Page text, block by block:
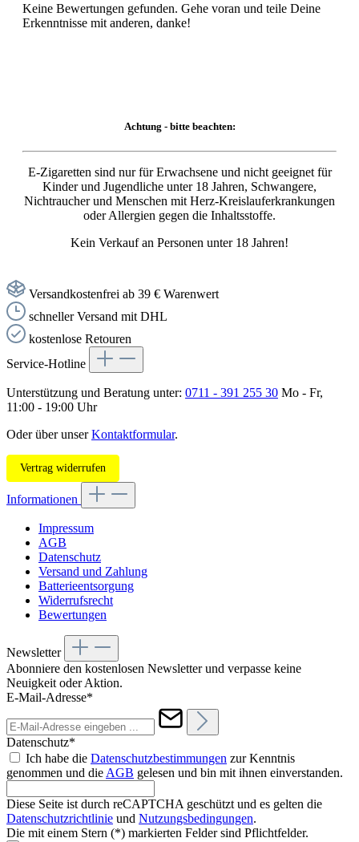
Keine Bewertungen gefunden. Gehe voran und teile Deine
Erkenntnisse mit anderen, danke!
Achtung - bitte beachten:
E-Zigaretten sind nur für Erwachsene und nicht geeignet für
Kinder und Jugendliche unter 18 Jahren, Schwangere,
Nichtraucher und Menschen mit Herz-Kreislauferkrankungen
oder Allergien gegen die Inhaltsstoffe.
Kein Verkauf an Personen unter 18 Jahren!
Versandkostenfrei ab 39 € Warenwert
schneller Versand mit DHL
kostenlose Retouren
Service-Hotline
Unterstützung und Beratung unter: 0711 - 391 255 30 Mo - Fr,
11:00 - 19:00 Uhr
Oder über unserKontaktformular.
Vertrag widerrufen
Informationen
Impressum
AGB
Datenschutz
Versand und Zahlung
Batterieentsorgung
Widerrufsrecht
Bewertungen
Newsletter
Abonniere den kostenlosen Newsletter und verpasse keine
Neuigkeit oder Aktion.
E-Mail-Adresse*
Datenschutz*
Ich habe die Datenschutzbestimmungen zur Kenntnis
genommen und die AGB gelesen und bin mit ihnen einverstanden.
Diese Seite ist durch reCAPTCHA geschützt und es gelten die
Datenschutzrichtlinie und Nutzungsbedingungen.
Die mit einem Stern (*) markierten Felder sind Pflichtfelder.